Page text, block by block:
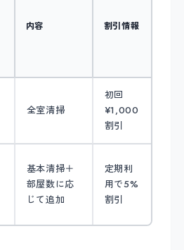
内容 割引情報
全室清掃
初回
¥1,000
割引
基本清掃＋
部屋数に応
じて追加
定期利
用で5%
割引